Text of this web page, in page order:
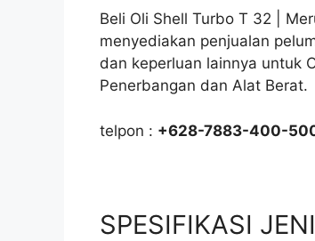
Beli Oli Shell Turbo T 32 |
menyediakan penjualan
dan keperluan lainnya untuk
Penerbangan dan Alat Berat.
telpon : +628-7883-400-
SPESIFIKASI